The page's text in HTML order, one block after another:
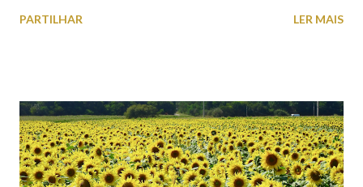
peças históricas cedidas pela IP Património que homenageiam a
PARTILHAR LER MAIS